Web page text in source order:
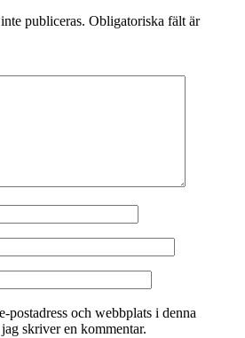
publiceras. Obligatoriska fält är
postadress och webbplats i denna
skriver en kommentar.